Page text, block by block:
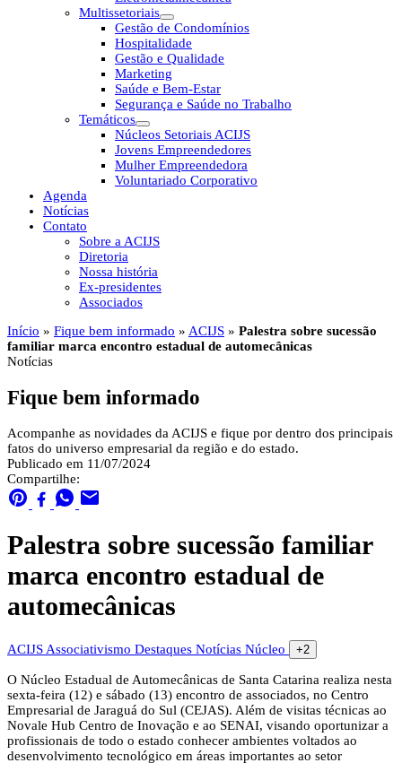
Multissetoriais
Gestão de Condomínios
Hospitalidade
Gestão e Qualidade
Marketing
Saúde e Bem-Estar
Segurança e Saúde no Trabalho
Temáticos
Núcleos Setoriais ACIJS
Jovens Empreendedores
Mulher Empreendedora
Voluntariado Corporativo
Agenda
Notícias
Contato
Sobre a ACIJS
Diretoria
Nossa história
Ex-presidentes
Associados
Início » Fique bem informado » ACIJS » Palestra sobre sucessão
familiar marca encontro estadual de automecânicas
Notícias
Fique bem informado
Acompanhe as novidades da ACIJS e fique por dentro dos principais
fatos do universo empresarial da região e do estado.
Publicado em 11/07/2024
Compartilhe:
Palestra sobre sucessão familiar
marca encontro estadual de
automecânicas
ACIJS Associativismo Destaques Notícias Núcleo +2
O Núcleo Estadual de Automecânicas de Santa Catarina realiza nesta
sexta-feira (12) e sábado (13) encontro de associados, no Centro
Empresarial de Jaraguá do Sul (CEJAS). Além de visitas técnicas ao
Novale Hub Centro de Inovação e ao SENAI, visando oportunizar a
profissionais de todo o estado conhecer ambientes voltados ao
desenvolvimento tecnológico em áreas importantes ao setor